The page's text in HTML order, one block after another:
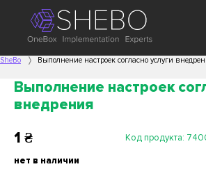
SheBo Выполнение настроек согласно услуги
Выполнение настроек
внедрения
1 ₴ Код продукта:
нет в наличии